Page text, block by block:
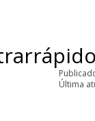
Última